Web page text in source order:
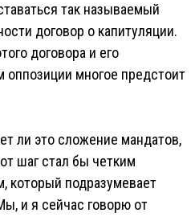
так называемый
договор о капитуляции.
договора и его
оппозиции многое предстоит
ли это сложение мандатов,
шаг стал бы четким
который подразумевает
и я сейчас говорю от